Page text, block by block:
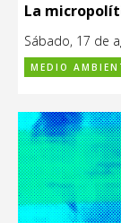
La
Sábado, 17 de
MEDIO